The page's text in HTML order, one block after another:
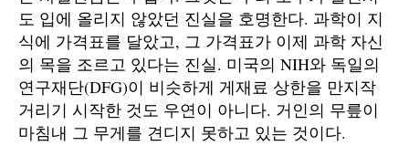
도 입에 올리지 않았던 진실을 호명한다. 과학이 지
식에 가격표를 달았고, 그 가격표가 이제 과학 자신
의 목을 조르고 있다는 진실. 미국의 NIH와 독일의
연구재단(DFG)이 비슷하게 게재료 상한을 만지작
거리기 시작한 것도 우연이 아니다. 거인의 무릎이
마침내 그 무게를 견디지 못하고 있는 것이다.